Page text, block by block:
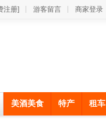
注册] 游客留言 商家登录
美酒美食 特产 租车